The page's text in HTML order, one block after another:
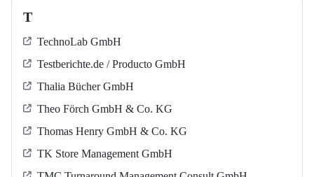
T
TechnoLab GmbH
Testberichte.de / Producto GmbH
Thalia Bücher GmbH
Theo Förch GmbH & Co. KG
Thomas Henry GmbH & Co. KG
TK Store Management GmbH